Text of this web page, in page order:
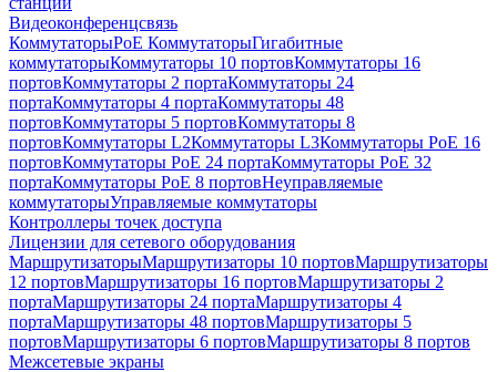
Видеоконференцсвязь
КоммутаторыPoE КоммутаторыГигабитные
коммутаторыКоммутаторы 10 портовКоммутаторы 16
портовКоммутаторы 2 портаКоммутаторы 24
портаКоммутаторы 4 портаКоммутаторы 48
портовКоммутаторы 5 портовКоммутаторы 8
портовКоммутаторы L2Коммутаторы L3Коммутаторы PoE 16
портовКоммутаторы PoE 24 портаКоммутаторы PoE 32
портаКоммутаторы PoE 8 портовНеуправляемые
коммутаторыУправляемые коммутаторы
Контроллеры точек доступа
Лицензии для сетевого оборудования
МаршрутизаторыМаршрутизаторы 10 портовМаршрутизаторы
12 портовМаршрутизаторы 16 портовМаршрутизаторы 2
портаМаршрутизаторы 24 портаМаршрутизаторы 4
портаМаршрутизаторы 48 портовМаршрутизаторы 5
портовМаршрутизаторы 6 портовМаршрутизаторы 8 портов
Межсетевые экраны